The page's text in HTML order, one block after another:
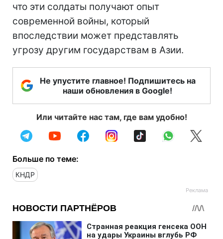
что эти солдаты получают опыт
современной войны, который
впоследствии может представлять
угрозу другим государствам в Азии.
Не упустите главное! Подпишитесь на
наши обновления в Google!
Или читайте нас там, где вам удобно!
Больше по теме:
КНДР